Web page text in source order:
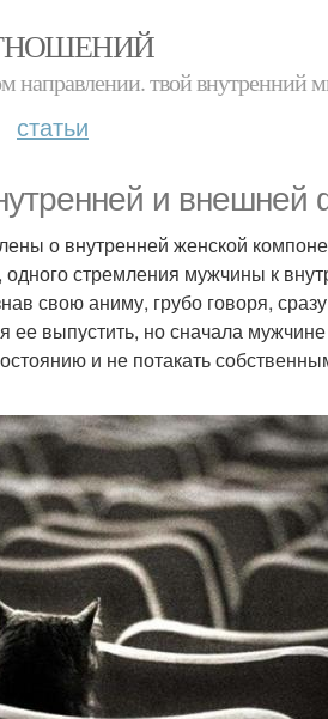
направлении. твой внутренний
статьи
и внешней
о внутренней женской
стремления мужчины к
свою аниму, грубо говоря,
ее выпустить, но сначала
и не потакать